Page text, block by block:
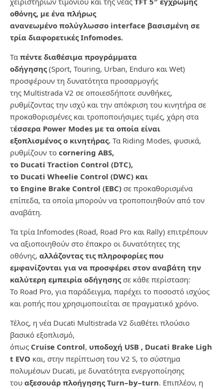
οθόνης, με ένα πλήρως
ανανεωμένo πολύγλωσσο interface βασισμένη σε
τρία διαφορετικέςInfomodes.
Τα πέντε διαθέσιμα προγράμματα
οδήγησης(Sport, Touring, Urban, Enduro και Wet)
προσφέρουν τη δυνατότητα προσαρμογής
της Multistrada V2 σε οποιεσδήποτε συνθήκες,
ρυθμίζοντας την ισχύ και την απόκριση του κινητήρα σε
προκαθορισμένες και τροποποιήσιμες τιμές, χάρη στα
τέσσερα Power Modes με τα οποία είναι
εξοπλισμένος ο κινητήρας. Τα Riding Modes, φυσικά,
ρυθμίζουν το cornering ABS,
το Ducati Traction Control (DTC),
το Ducati Wheelie Control (DWC) και
το Engine Brake Control (EBC) σε προκαθορισμένα
επίπεδα, τα οποία μπορούν να τροποποιηθούν από τον
αναβάτη.
Τα τρία Infomodes (Road, Road Pro και Rally) επιτρέπουν
να αξιοποιηθούν στο έπακρο οι δυνατότητες της
οθόνης, αλλάζοντας τις πληροφορίες που
εμφανίζονται για να προσφέρει στον αναβάτη την
καλύτερη εμπειρία οδήγησης σε κάθε περίσταση:
Το Road Pro, για παράδειγμα, παρέχει το ποσοστό ισχύος
και ροπής που χρησιμοποιείται σε πραγματικό χρόνο.
Τέλος, η νέα Ducati Multistrada V2 διαθέτει πλούσιο
βασικό εξοπλισμό,
όπως Cruise Control, υποδοχή USB , Ducati Brake Ligh
t EVO και, στην περίπτωση του V2 S, το σύστημα
πολυμέσων Ducati, με δυνατότητα ενεργοποίησης
του αξεσουάρ πλοήγησηςTurn–by–turn. Επιπλέον, η